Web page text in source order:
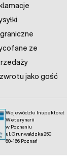
ze
jako gość
Wojewódzki Inspektorat
Weterynarii
w Poznaniu
ul. Grunwaldzka 250
60-166 Poznań